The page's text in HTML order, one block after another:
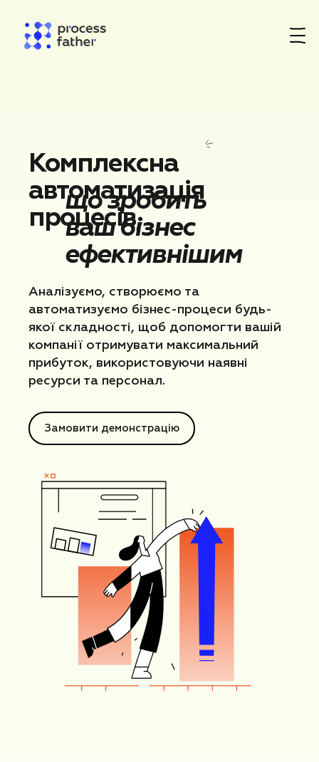
Комплексна
автоматизація
процесів,
що зробить
ваш бізнес
ефективнішим
Аналізуємо, створюємо та
автоматизуємо бізнес-процеси будь-
якої складності, щоб допомогти вашій
компанії отримувати максимальний
прибуток, використовуючи наявні
ресурси та персонал.
Замовити демонстрацію